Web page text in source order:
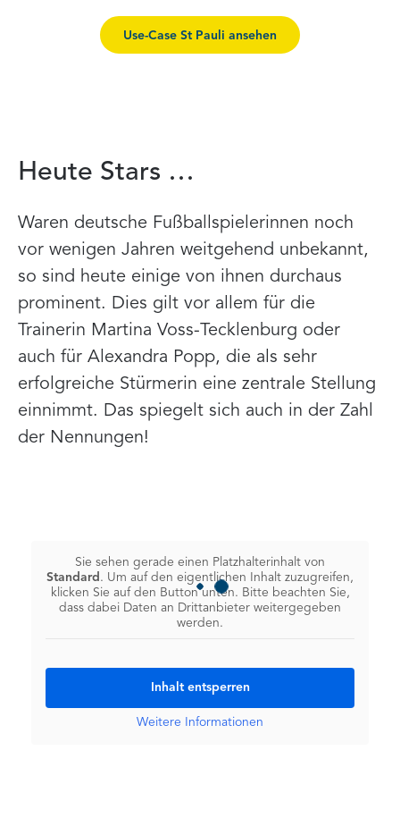
Use-Case St Pauli ansehen
Heute Stars …
Waren deutsche Fußballspielerinnen noch
vor wenigen Jahren weitgehend unbekannt,
so sind heute einige von ihnen durchaus
prominent. Dies gilt vor allem für die
Trainerin Martina Voss-Tecklenburg oder
auch für Alexandra Popp, die als sehr
erfolgreiche Stürmerin eine zentrale Stellung
einnimmt. Das spiegelt sich auch in der Zahl
der Nennungen!
Sie sehen gerade einen Platzhalterinhalt von
Standard . Um auf den eigentlichen Inhalt zuzugreifen,
klicken Sie auf den Button unten. Bitte beachten Sie,
dass dabei Daten an Drittanbieter weitergegeben
werden.
Inhalt entsperren
Weitere Informationen